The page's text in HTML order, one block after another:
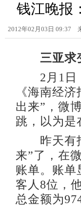
钱江晚报
2012年02月03日 09:37
三亚求
2月1日，
《海南经
出来”，微
跳，以为是
昨天有报
来”了，在
账单。账单
客人8位，
总金额为